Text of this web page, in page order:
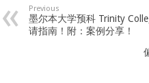
Previous
墨尔本大学预科 Trinity
请指南！附：案例分享！